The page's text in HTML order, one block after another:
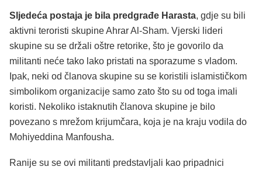
Sljedeća postaja je bila predgrađe Harasta, gdje su bili
aktivni teroristi skupine Ahrar Al-Sham. Vjerski lideri
skupine su se držali oštre retorike, što je govorilo da
militanti neće tako lako pristati na sporazume s vladom.
Ipak, neki od članova skupine su se koristili islamističkom
simbolikom organizacije samo zato što su od toga imali
koristi. Nekoliko istaknutih članova skupine je bilo
povezano s mrežom krijumčara, koja je na kraju vodila do
Mohiyeddina Manfousha.
Ranije su se ovi militanti predstavljali kao pripadnici